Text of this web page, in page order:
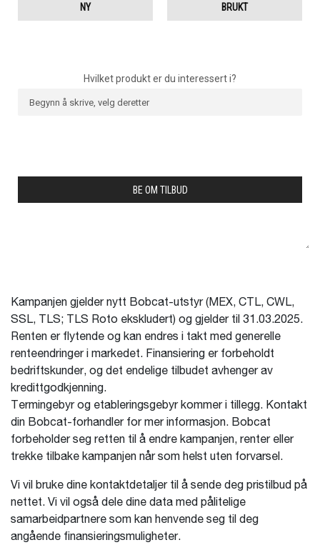
Kampanjen gjelder nytt Bobcat-utstyr (MEX, CTL, CWL,
SSL, TLS; TLS Roto ekskludert) og gjelder til 31.03.2025.
Renten er flytende og kan endres i takt med generelle
renteendringer i markedet. Finansiering er forbeholdt
bedriftskunder, og det endelige tilbudet avhenger av
kredittgodkjenning.
Termingebyr og etableringsgebyr kommer i tillegg. Kontakt
din Bobcat-forhandler for mer informasjon. Bobcat
forbeholder seg retten til å endre kampanjen, renter eller
trekke tilbake kampanjen når som helst uten forvarsel.
Vi vil bruke dine kontaktdetaljer til å sende deg pristilbud på
nettet. Vi vil også dele dine data med pålitelige
samarbeidpartnere som kan henvende seg til deg
angående finansieringsmuligheter.